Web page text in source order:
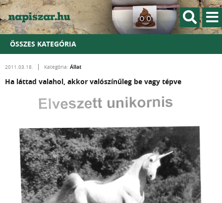
ÖSSZES KATEGÓRIA
2011.03.18. Kategória: Állat
Ha láttad valahol, akkor valószínűleg be vagy tépve